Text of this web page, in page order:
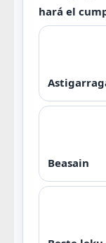
hará el
Beasain